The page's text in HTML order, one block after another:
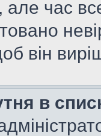
але час
він
в